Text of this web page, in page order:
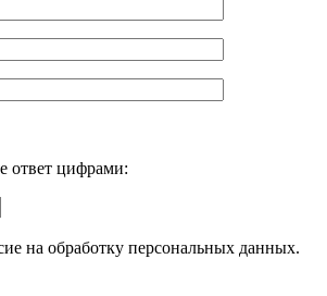
ответ цифрами:
на обработку персональных данных.